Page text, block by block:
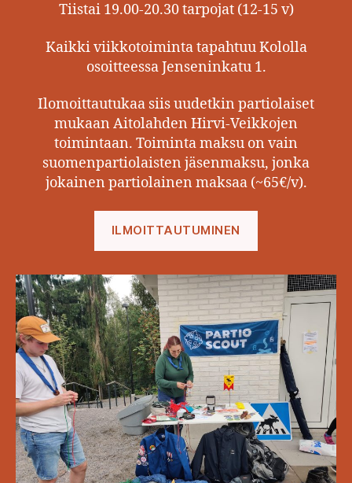
Tiistai 19.00-20.30 tarpojat (12-15 v)
Kaikki viikkotoiminta tapahtuu Kololla
osoitteessa Jenseninkatu 1.
Ilomoittautukaa siis uudetkin partiolaiset
mukaan Aitolahden Hirvi-Veikkojen
toimintaan. Toiminta maksu on vain
suomenpartiolaisten jäsenmaksu, jonka
jokainen partiolainen maksaa (~65€/v).
ILMOITTAUTUMINEN